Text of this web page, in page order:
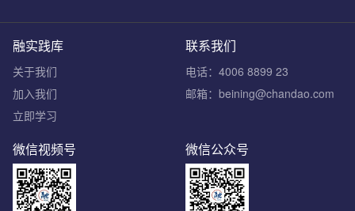
联系我们
电话：4006 8899 23
邮箱：beining@chandao.com
融实践库
关于我们
加入我们
立即学习
微信公众号
微信视频号